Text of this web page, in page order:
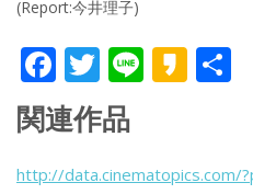
(Report:今井理子)
F
ac
e
b
T
w
itt
er
Li K
a
関連作品
http://data.cinematopics.com/